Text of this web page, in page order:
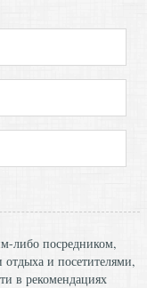
либо посредником,
и посетителями,
в рекомендациях